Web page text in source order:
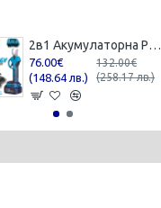
2в1 Акумулаторна Резачка с Автоматично Смазване на Веригата и Лозарска Ножица за Клони 36V 8,0AH KRAFTROYAL 2 батерии в куфар
76.00€
(148.64 лв.)
132.00€
(258.17 лв.)